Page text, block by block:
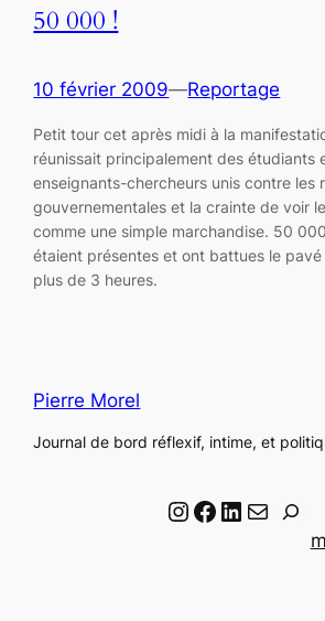
50 000 !
10 février 2009—Reportage
Petit tour cet après midi à la
réunissait principalement des étudiants
enseignants-chercheurs unis contre les
gouvernementales et la crainte de voir
comme une simple marchandise. 50
étaient présentes et ont battues le
plus de 3 heures.
Pierre Morel
Journal de bord réflexif, intime, et
Instagram Facebook LinkedIn Email